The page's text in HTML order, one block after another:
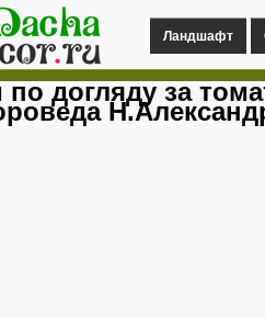
Ландшафт
догляду за